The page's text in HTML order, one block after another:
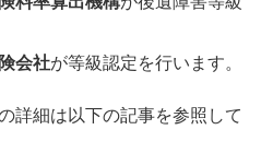
会社が等級認定を行います。
詳細は以下の記事を参照して